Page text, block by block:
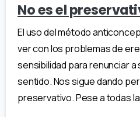
No es el
El uso del método
ver con los problemas de
sensibilidad para renunciar
sentido. Nos sigue dando
preservativo. Pese a todas